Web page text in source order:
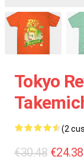
Tokyo
(2
€30.48 €24.38